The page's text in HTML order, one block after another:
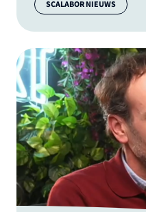
SCALABOR NIEUWS